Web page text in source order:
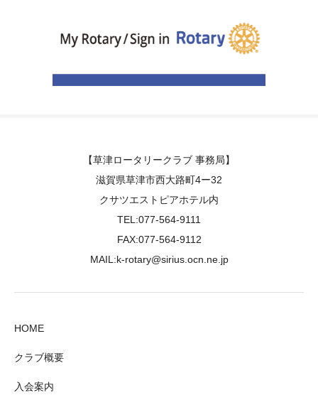
【草津ロータリークラブ 事務局】
滋賀県草津市西大路町4ー32
クサツエストピアホテル内
TEL:077-564-9111
FAX:077-564-9112
MAIL:k-rotary@sirius.ocn.ne.jp
HOME
クラブ概要
入会案内